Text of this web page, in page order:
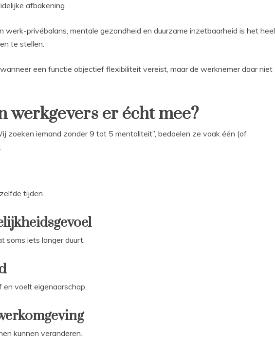
afbakening
werk-privébalans, mentale gezondheid en duurzame inzetbaarheid is het heel
te stellen.
een functie objectief flexibiliteit vereist, maar de werknemer daar niet
werkgevers er écht mee?
zoeken iemand zonder 9 tot 5 mentaliteit”, bedoelen ze vaak één (of
tijden.
soms iets langer duurt.
en voelt eigenaarschap.
kunnen veranderen.